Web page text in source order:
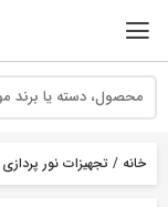
خانه / تجهیزات نور پردازی